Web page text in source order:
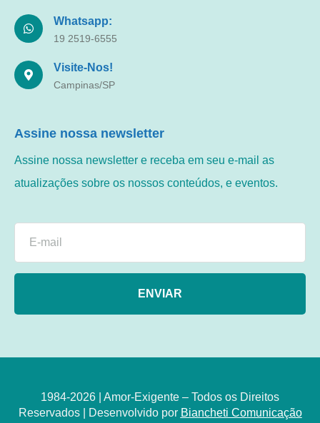
Whatsapp:
19 2519-6555
Visite-Nos!
Campinas/SP
Assine nossa newsletter
Assine nossa newsletter e receba em seu e-mail as
atualizações sobre os nossos conteúdos, e eventos.
ENVIAR
1984-2026 | Amor-Exigente – Todos os Direitos
Reservados | Desenvolvido por Biancheti Comunicação